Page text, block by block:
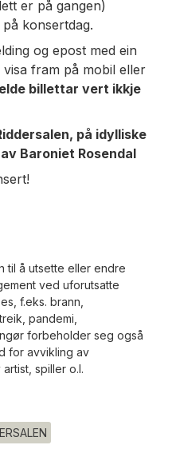
er på gangen)
konsertdag.
og epost med ein
fram på mobil eller
billettar vert ikkje
på idylliske
Baroniet Rosendal
til å utsette eller endre
ved uforutsatte
f.eks. brann,
pandemi,
forbeholder seg også
for avvikling av
spiller o.l.